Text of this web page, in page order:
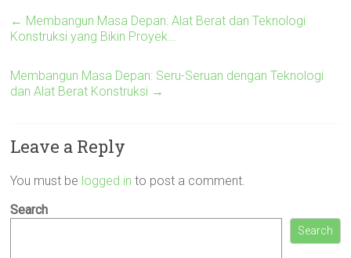
← Membangun Masa Depan: Alat Berat dan Teknologi
Konstruksi yang Bikin Proyek…
Membangun Masa Depan: Seru-Seruan dengan Teknologi
dan Alat Berat Konstruksi →
Leave a Reply
You must be logged in to post a comment.
Search
Search